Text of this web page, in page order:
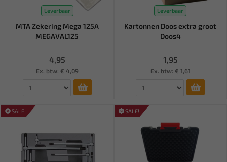
Leverbaar
MTA Zekering Mega 125A
MEGAVAL125
4,95
Ex. btw: € 4,09
Leverbaar
Kartonnen Doos extra groot
Doos4
1,95
Ex. btw: € 1,61
SALE! SALE!